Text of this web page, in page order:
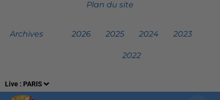
Live : PARIS
Plan du site
Archives 2026 2025 2024 2023
2022